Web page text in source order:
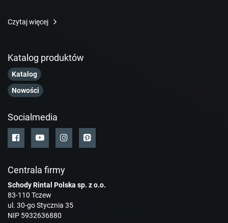
Czytaj więcej
Katalog produktów
Katalog
Nowości
Socialmedia
Centrala firmy
Schody Rintal Polska sp. z o.o.
83-110 Tczew
ul. 30-go Stycznia 35
NIP 5932636880